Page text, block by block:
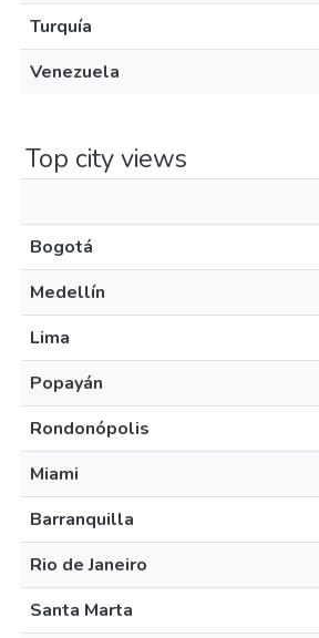
Turquía
Venezuela
Top city views
Bogotá
Medellín
Lima
Popayán
Rondonópolis
Miami
Barranquilla
Rio de Janeiro
Santa Marta